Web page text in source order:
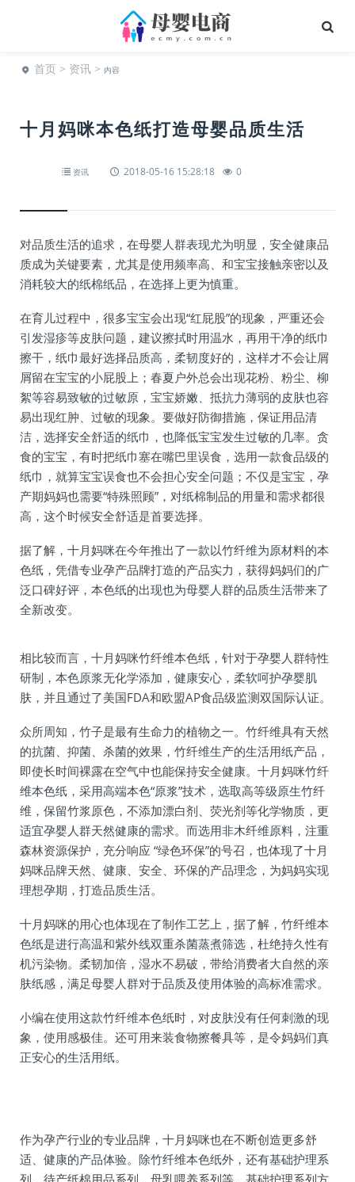
首页 > 资讯 > 内容
十月妈咪本色纸打造母婴品质生活
资讯 2018-05-16 15:28:18 0
对品质生活的追求，在母婴人群表现尤为明显，安全健康品
质成为关键要素，尤其是使用频率高、和宝宝接触亲密以及
消耗较大的纸棉纸品，在选择上更为慎重。
在育儿过程中，很多宝宝会出现“红屁股”的现象，严重还会
引发湿疹等皮肤问题，建议擦拭时用温水，再用干净的纸巾
擦干，纸巾最好选择品质高，柔韧度好的，这样才不会让屑
屑留在宝宝的小屁股上；春夏户外总会出现花粉、粉尘、柳
絮等容易致敏的过敏原，宝宝娇嫩、抵抗力薄弱的皮肤也容
易出现红肿、过敏的现象。要做好防御措施，保证用品清
洁，选择安全舒适的纸巾，也降低宝宝发生过敏的几率。贪
食的宝宝，有时把纸巾塞在嘴巴里误食，选用一款食品级的
纸巾，就算宝宝误食也不会担心安全问题；不仅是宝宝，孕
产期妈妈也需要“特殊照顾”，对纸棉制品的用量和需求都很
高，这个时候安全舒适是首要选择。
据了解，十月妈咪在今年推出了一款以竹纤维为原材料的本
色纸，凭借专业孕产品牌打造的产品实力，获得妈妈们的广
泛口碑好评，本色纸的出现也为母婴人群的品质生活带来了
全新改变。
相比较而言，十月妈咪竹纤维本色纸，针对于孕婴人群特性
研制，本色原浆无化学添加，健康安心，柔软呵护孕婴肌
肤，并且通过了美国FDA和欧盟AP食品级监测双国际认证。
众所周知，竹子是最有生命力的植物之一。竹纤维具有天然
的抗菌、抑菌、杀菌的效果，竹纤维生产的生活用纸产品，
即使长时间裸露在空气中也能保持安全健康。十月妈咪竹纤
维本色纸，采用高端本色“原浆”技术，选取高等级原生竹纤
维，保留竹浆原色，不添加漂白剂、荧光剂等化学物质，更
适宜孕婴人群天然健康的需求。而选用非木纤维原料，注重
森林资源保护，充分响应 “绿色环保”的号召，也体现了十月
妈咪品牌天然、健康、安全、环保的产品理念，为妈妈实现
理想孕期，打造品质生活。
十月妈咪的用心也体现在了制作工艺上，据了解，竹纤维本
色纸是进行高温和紫外线双重杀菌蒸煮筛选，杜绝持久性有
机污染物。柔韧加倍，湿水不易破，带给消费者大自然的亲
肤纸感，满足母婴人群对于品质及使用体验的高标准需求。
小编在使用这款竹纤维本色纸时，对皮肤没有任何刺激的现
象，使用感极佳。还可用来装食物擦餐具等，是令妈妈们真
正安心的生活用纸。
作为孕产行业的专业品牌，十月妈咪也在不断创造更多舒
适、健康的产品体验。除竹纤维本色纸外，还有基础护理系
列、待产纸棉用品系列、母乳喂养系列等。基础护理系列方